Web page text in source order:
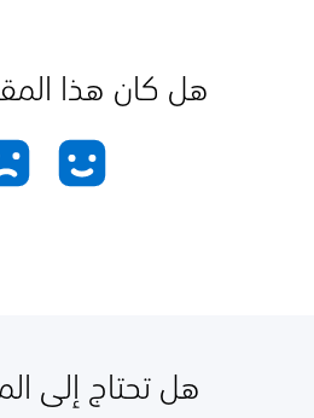
هل كان هذا
هل تحتاج إلى